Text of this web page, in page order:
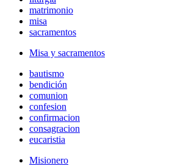
matrimonio
misa
sacramentos
Misa y sacramentos
bautismo
bendición
comunion
confesion
confirmacion
consagracion
eucaristia
Misionero